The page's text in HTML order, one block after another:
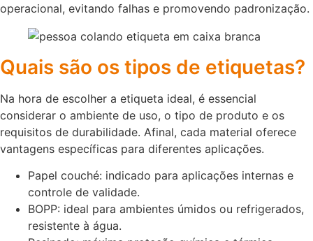
operacional, evitando falhas e promovendo padronização.
Quais são os tipos de etiquetas?
Na hora de escolher a etiqueta ideal, é essencial
considerar o ambiente de uso, o tipo de produto e os
requisitos de durabilidade. Afinal, cada material oferece
vantagens específicas para diferentes aplicações.
Papel couché: indicado para aplicações internas e
controle de validade.
BOPP: ideal para ambientes úmidos ou refrigerados,
resistente à água.